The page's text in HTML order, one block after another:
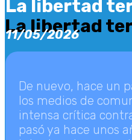
La libertad
La libertad
11/05/2026
De nuevo, hace un
los medios de
intensa crítica
pasó ya hace unos